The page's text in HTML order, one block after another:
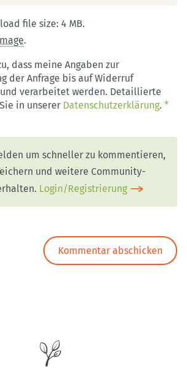
dass meine Angaben zur
der Anfrage bis auf Widerruf
verarbeitet werden. Detaillierte
in unserer Datenschutzerklärung. *
file size: 4 MB.
.
um schneller zu kommentieren,
und weitere Community-
Login/Registrierung